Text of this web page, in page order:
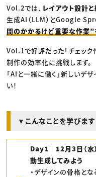
Vol.2では、 レイアウト設計
生成AI（LLM）とGoogle
間のかかるけど重要な作業
Vol.1で好評だった「チェッ
制作の効率化に挑戦します。
「AIと一緒に働く」新しいデ
い！
▼こんなことを学びます
Day1｜12月3日（水
動生成してみよう
・デザインの骨格と